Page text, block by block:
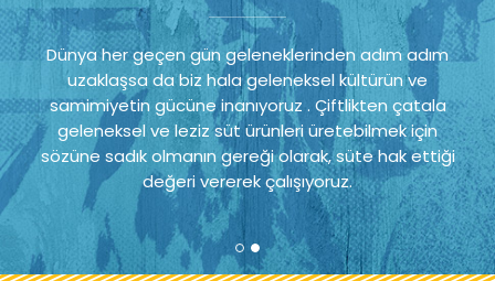
Dünya her geçen gün geleneklerinden adım adım
uzaklaşsa da biz hala geleneksel kültürün ve
samimiyetin gücüne inanıyoruz . Çiftlikten çatala
geleneksel ve leziz süt ürünleri üretebilmek için
sözüne sadık olmanın gereği olarak, süte hak ettiği
değeri vererek çalışıyoruz.